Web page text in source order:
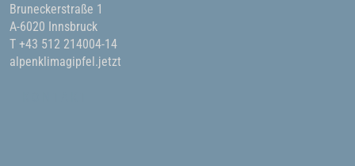
Bruneckerstraße 1
A-6020 Innsbruck
T +43 512 214004-14
alpenklimagipfel.jetzt